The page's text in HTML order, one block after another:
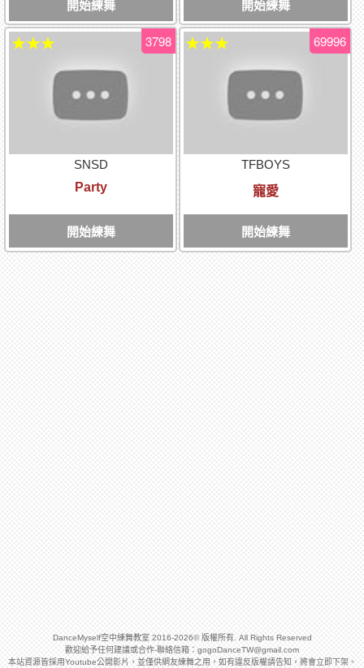
開始練舞 開始練舞
SNSD
Party
開始練舞
3798
★★★
TFBOYS
寵愛
開始練舞
69996
★★★
DanceMyself空中練舞教室 2016-2026© 版權所有. All Rights Reserved
歡迎給予任何建議或合作-聯絡信箱： gogoDanceTW@gmail.com
本站資源皆採用Youtube公開影片，並僅供網友練舞之用，如有違反版權請告知，將會立即下架。